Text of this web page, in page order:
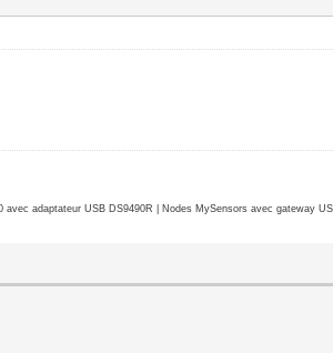
adaptateur USB DS9490R | Nodes MySensors avec gateway